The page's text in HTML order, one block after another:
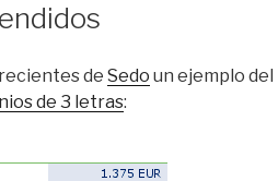
de Sedo un ejemplo del
de 3 letras: